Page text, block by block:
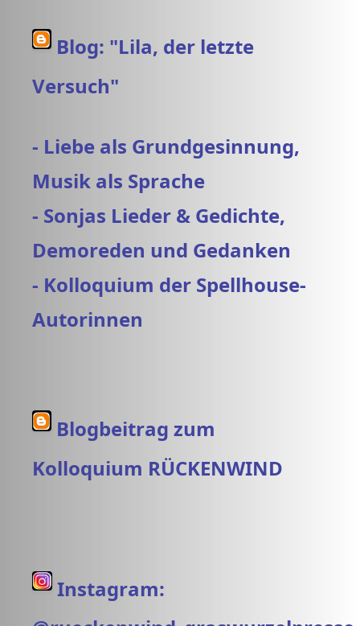
Blog: "Lila, der letzte
Versuch"
- Liebe als Grundgesinnung,
Musik als Sprache
- Sonjas Lieder & Gedichte,
Demoreden und Gedanken
- Kolloquium der Spellhouse-
Autorinnen
Blogbeitrag zum
Kolloquium RÜCKENWIND
Instagram: